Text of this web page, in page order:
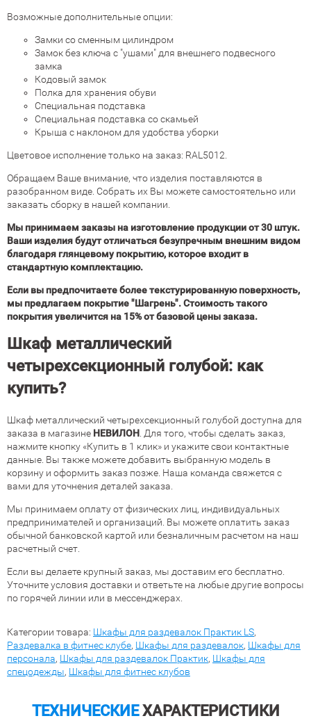
Возможные дополнительные опции:
Замки со сменным цилиндром
Замок без ключа с "ушами" для внешнего подвесного
замка
Кодовый замок
Полка для хранения обуви
Специальная подставка
Специальная подставка со скамьей
Крыша с наклоном для удобства уборки
Цветовое исполнение только на заказ: RAL5012.
Обращаем Ваше внимание, что изделия поставляются в
разобранном виде. Собрать их Вы можете самостоятельно или
заказать сборку в нашей компании.
Мы принимаем заказы на изготовление продукции от 30 штук.
Ваши изделия будут отличаться безупречным внешним видом
благодаря глянцевому покрытию, которое входит в
стандартную комплектацию.
Если вы предпочитаете более текстурированную поверхность,
мы предлагаем покрытие "Шагрень". Стоимость такого
покрытия увеличится на 15% от базовой цены заказа.
Шкаф металлический
четырехсекционный голубой: как
купить?
Шкаф металлический четырехсекционный голубой доступна для
заказа в магазине НЕВИЛОН . Для того, чтобы сделать заказ,
нажмите кнопку «Купить в 1 клик» и укажите свои контактные
данные. Вы также можете добавить выбранную модель в
корзину и оформить заказ позже. Наша команда свяжется с
вами для уточнения деталей заказа.
Мы принимаем оплату от физических лиц, индивидуальных
предпринимателей и организаций. Вы можете оплатить заказ
обычной банковской картой или безналичным расчетом на наш
расчетный счет.
Если вы делаете крупный заказ, мы доставим его бесплатно.
Уточните условия доставки и ответьте на любые другие вопросы
по горячей линии или в мессенджерах.
Категории товара: Шкафы для раздевалок Практик LS,
Раздевалка в фитнес клубе, Шкафы для раздевалок, Шкафы для
персонала, Шкафы для раздевалок Практик, Шкафы для
спецодежды, Шкафы для фитнес клубов
ТЕХНИЧЕСКИЕХАРАКТЕРИСТИКИ